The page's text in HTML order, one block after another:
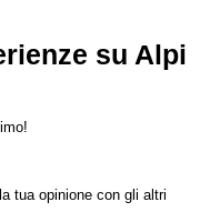
su Alpi
tua opinione con gli altri